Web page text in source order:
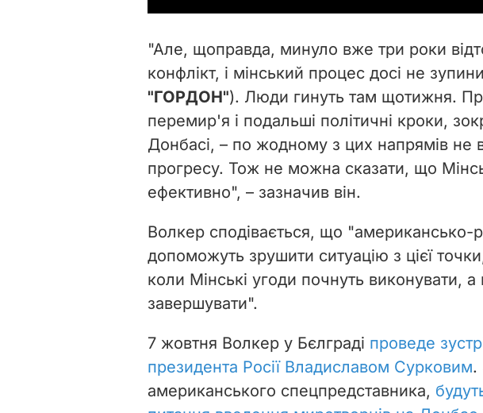
d
e
o
"Але, щоправда, минуло вже три роки
конфлікт, і мінський процес досі не
"ГОРДОН"). Люди гинуть там щотижня.
перемир'я і подальші політичні кроки,
Донбасі, – по жодному з цих напрямів не
прогресу. Тож не можна сказати, що
ефективно", – зазначив він.
Волкер сподівається, що "американсько-
допоможуть зрушити ситуацію з цієї
коли Мінські угоди почнуть виконувати, а
завершувати".
7 жовтня Волкер у Бєлграді проведе
президента Росії Владиславом Сурковим.
американського спецпредставника,